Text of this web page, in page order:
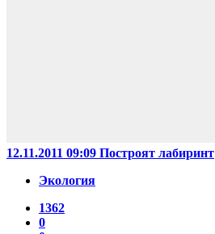
12.11.2011 09:09 Построят лабиринт
Экология
1362
0